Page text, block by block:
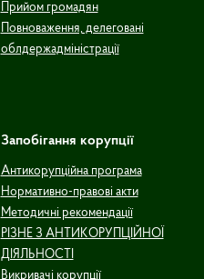
Прийом громадян
Повноваження, делеговані
облдержадміністрації
Запобігання корупції
Антикорупційна програма
Нормативно-правові акти
Методичні рекомендації
РІЗНЕ З АНТИКОРУПЦІЙНОЇ
ДІЯЛЬНОСТІ
Викривачі корупції